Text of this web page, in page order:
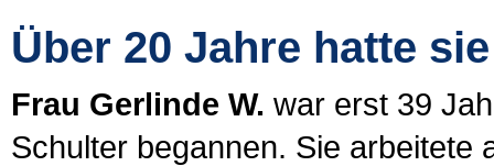
Über 20 Jahre hatte
Frau Gerlinde W. war erst 39
Schulter begannen. Sie arbeitete